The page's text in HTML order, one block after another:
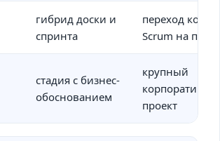
гибрид доски и
спринта
переход
Scrum на поток
стадия с бизнес-
обоснованием
крупный
проект